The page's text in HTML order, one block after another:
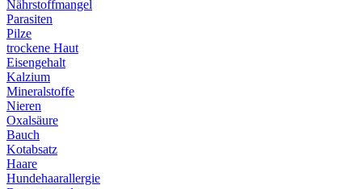
Nährstoffmangel
Parasiten
Pilze
trockene Haut
Eisengehalt
Kalzium
Mineralstoffe
Nieren
Oxalsäure
Bauch
Kotabsatz
Haare
Hundehaarallergie